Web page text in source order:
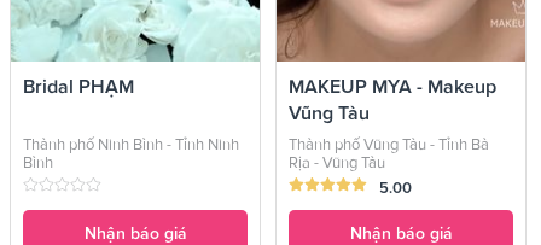
Bridal PHẠM
Thành phố Ninh Bình - Tỉnh Ninh
Bình
Nhận báo giá
MAKEUP MYA - Makeup
Vũng Tàu
Thành phố Vũng Tàu - Tỉnh Bà
Rịa - Vũng Tàu
5.00
Nhận báo giá